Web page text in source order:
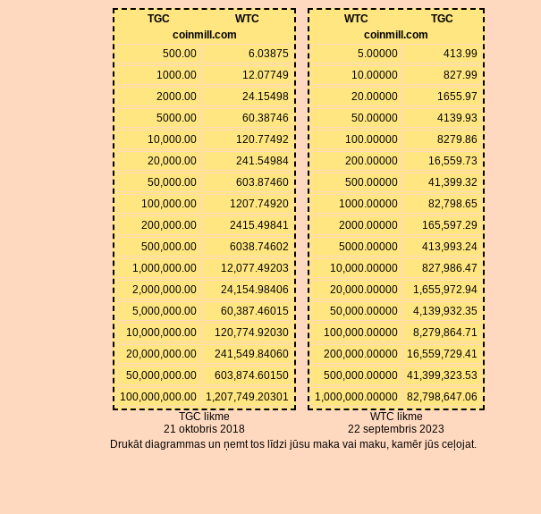
TGC
WTC
coinmill.com
500.00
6.03875
1000.00
12.07749
2000.00
24.15498
5000.00
60.38746
10,000.00
120.77492
20,000.00
241.54984
50,000.00
603.87460
100,000.00
1207.74920
200,000.00
2415.49841
500,000.00
6038.74602
1,000,000.00
12,077.49203
2,000,000.00
24,154.98406
5,000,000.00
60,387.46015
10,000,000.00
120,774.92030
20,000,000.00
241,549.84060
50,000,000.00
603,874.60150
100,000,000.00
1,207,749.20301
TGC likme
21 oktobris 2018
WTC
TGC
coinmill.com
5.00000
413.99
10.00000
827.99
20.00000
1655.97
50.00000
4139.93
100.00000
8279.86
200.00000
16,559.73
500.00000
41,399.32
1000.00000
82,798.65
2000.00000
165,597.29
5000.00000
413,993.24
10,000.00000
827,986.47
20,000.00000
1,655,972.94
50,000.00000
4,139,932.35
100,000.00000
8,279,864.71
200,000.00000
16,559,729.41
500,000.00000
41,399,323.53
1,000,000.00000
82,798,647.06
WTC likme
22 septembris 2023
Drukāt diagrammas un ņemt tos līdzi jūsu maka vai maku, kamēr jūs ceļojat.